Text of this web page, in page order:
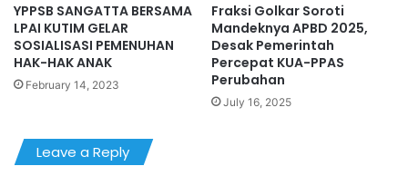
YPPSB SANGATTA BERSAMA
LPAI KUTIM GELAR
SOSIALISASI PEMENUHAN
HAK-HAK ANAK
February 14, 2023
Fraksi Golkar Soroti
Mandeknya APBD 2025,
Desak Pemerintah
Percepat KUA-PPAS
Perubahan
July 16, 2025
Leave a Reply